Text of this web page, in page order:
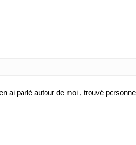
ai parlé autour de moi , trouvé personne